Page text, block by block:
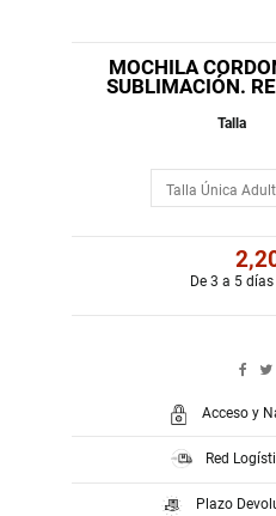
MOCHILA
SUBLIMACIÓN.
Talla
De 3 a 5
Acceso y
Red
Plazo